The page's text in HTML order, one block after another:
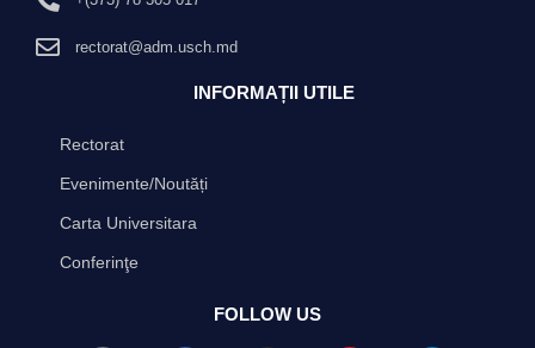
rectorat@adm.usch.md
INFORMAȚII UTILE
Rectorat
Evenimente/Noutăți
Carta Universitara
Conferinţe
FOLLOW US